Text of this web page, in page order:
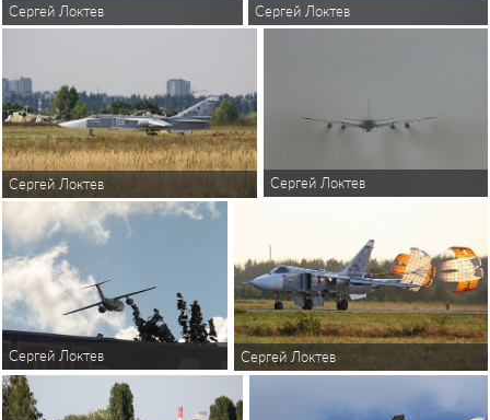
Сергей Локтев Сергей Локтев
Сергей Локтев Сергей Локтев
Сергей Локтев Сергей Локтев